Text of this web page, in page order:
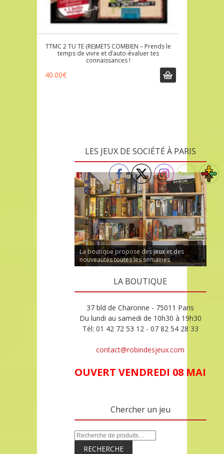
TTMC 2 TU TE (RE)METS COMBIEN – Prends le
temps de vivre et d’auto-évaluer tes
connaissances !
40.00€
LES JEUX DE SOCIÉTÉ À PARIS
La boutique propose des jeux et des
nouveautés toutes les semaines
LA BOUTIQUE
37 bld de Charonne - 75011 Paris
Du lundi au samedi de 10h30 à 19h30
Tél: 01 42 72 53 12 - 07 82 54 28 33
contact@robindesjeux.com
OUVERT VENDREDI 08 MAI
Chercher un jeu
RECHERCHE